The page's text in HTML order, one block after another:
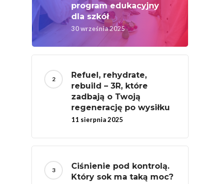
program edukacyjny
dla szkół
30 września 2025
Refuel, rehydrate,
rebuild – 3R, które
zadbają o Twoją
regenerację po wysiłku
11 sierpnia 2025
Ciśnienie pod kontrolą.
Który sok ma taką moc?